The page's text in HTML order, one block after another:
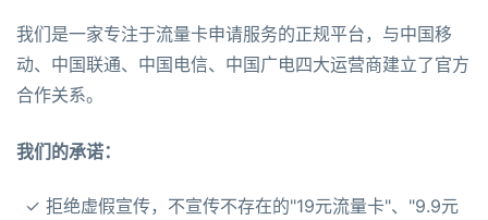
我们是一家专注于流量卡申请服务的正规平台，与中国移
动、中国联通、中国电信、中国广电四大运营商建立了官方
合作关系。
我们的承诺：
✓ 拒绝虚假宣传，不宣传不存在的"19元流量卡"、"9.9元